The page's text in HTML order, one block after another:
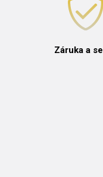
Záruka a